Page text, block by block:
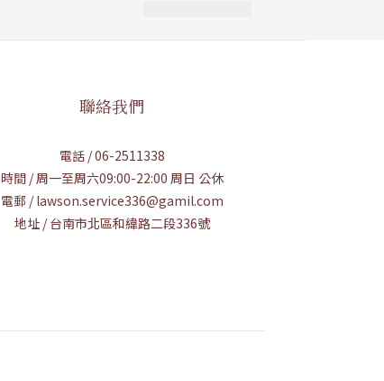
聯絡我們
電話 / 06-2511338
時間 / 周一至周六09:00-22:00 周日 公休
電郵 / lawson.service336@gamil.com
地址 / 台南市北區和緯路二段336號